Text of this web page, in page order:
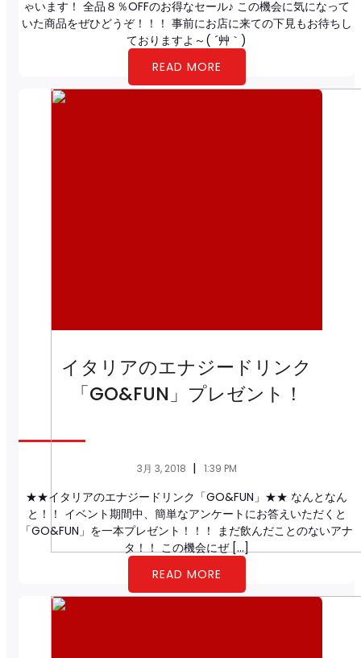
ゃいます！ 全品８％OFFのお得なセール♪ この機会に気になって
いた商品をぜひどうぞ！！！ 事前にお店に来ての下見もお待ちし
ておりますよ～( ´艸｀)
READ MORE
イタリアのエナジードリンク
「GO&FUN」プレゼント！
3月 3, 2018 | 1:39 PM
★★イタリアのエナジードリンク「GO&FUN」★★ なんとなん
と！！ イベント期間中、簡単なアンケートにお答えいただくと
「GO&FUN」を一本プレゼント！！！ まだ飲んだことのないアナ
タ！！ この機会にぜ […]
READ MORE